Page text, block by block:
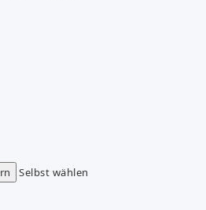
Selbst wählen